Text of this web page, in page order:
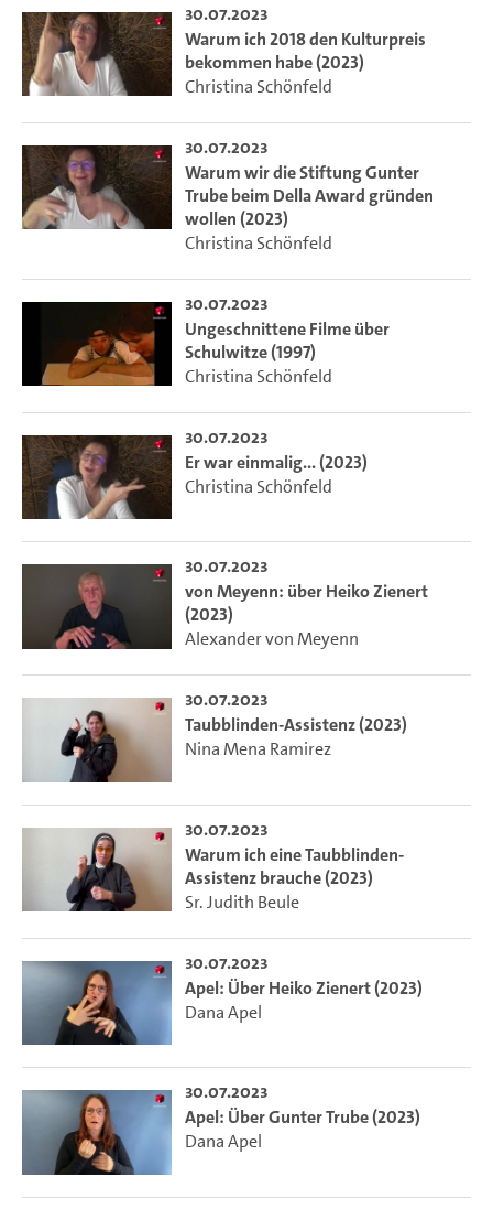
30.07.2023
Warum ich 2018 den Kulturpreis
bekommen habe (2023)
Christina Schönfeld
30.07.2023
Warum wir die Stiftung Gunter
Trube beim Della Award gründen
wollen (2023)
Christina Schönfeld
30.07.2023
Ungeschnittene Filme über
Schulwitze (1997)
Christina Schönfeld
30.07.2023
Er war einmalig... (2023)
Christina Schönfeld
30.07.2023
von Meyenn: über Heiko Zienert
(2023)
Alexander von Meyenn
30.07.2023
Taubblinden-Assistenz (2023)
Nina Mena Ramirez
30.07.2023
Warum ich eine Taubblinden-
Assistenz brauche (2023)
Sr. Judith Beule
30.07.2023
Apel: Über Heiko Zienert (2023)
Dana Apel
30.07.2023
Apel: Über Gunter Trube (2023)
Dana Apel